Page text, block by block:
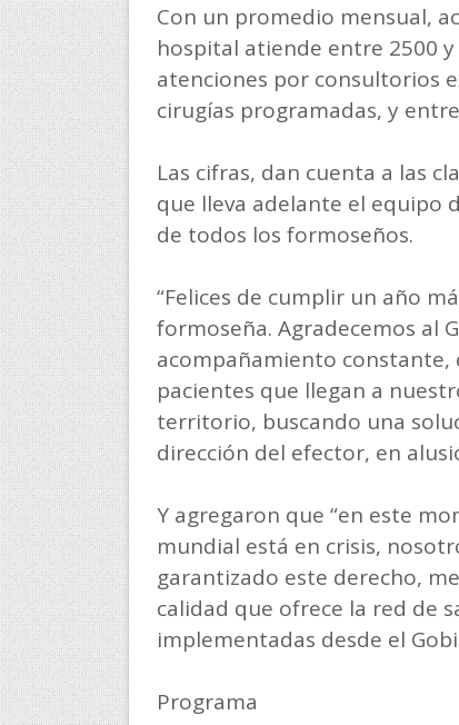
Con un promedio mensual,
hospital atiende entre 2500
atenciones por consultorios
cirugías programadas, y
Las cifras, dan cuenta a las
que lleva adelante el equipo
de todos los formoseños.
“Felices de cumplir un año
formoseña. Agradecemos al
acompañamiento
pacientes que llegan a
territorio, buscando una
dirección del efector, en
Y agregaron que “en este
mundial está en crisis,
garantizado este derecho,
calidad que ofrece la red de
implementadas desde el
Programa